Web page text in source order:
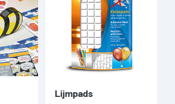
Lijmpads